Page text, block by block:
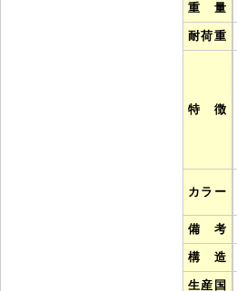
重 量
耐荷重
特 徴
カラー
備 考
構 造
生産国